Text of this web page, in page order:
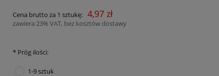
Cena brutto za 1 sztukę: 4,97 zł
zawiera 23% VAT, bez kosztów dostawy
* Próg ilości:
1-9 sztuk